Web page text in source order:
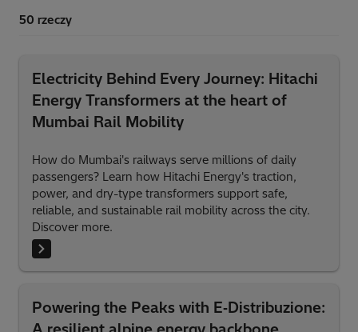
Electricity Behind Every Journey: Hitachi
Energy Transformers at the heart of
Mumbai Rail Mobility
How do Mumbai's railways serve millions of daily
passengers? Learn how Hitachi Energy's traction,
power, and dry-type transformers support safe,
reliable, and sustainable rail mobility across the city.
Discover more.
Powering the Peaks with E‑Distribuzione: